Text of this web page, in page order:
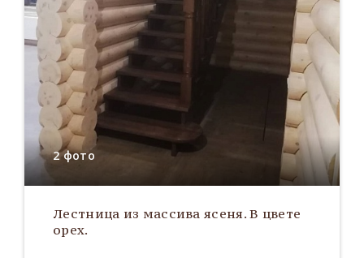
2 фото
Лестница из массива ясеня. В цвете
орех.